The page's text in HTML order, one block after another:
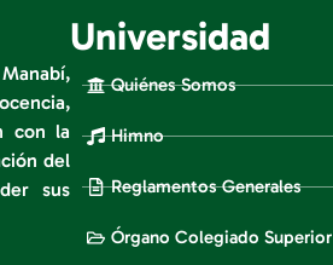
con la
del
sus
Universidad
Quiénes Somos
Himno
Reglamentos Generales
Órgano Colegiado Superior